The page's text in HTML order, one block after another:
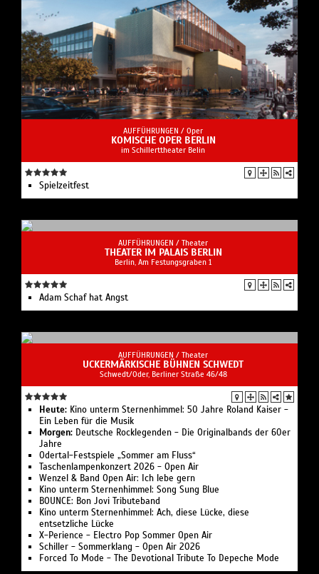
AUFFÜHRUNGEN / Oper
KOMISCHE OPER BERLIN
im Schillerttheater Belin
Spielzeit­fest
AUFFÜHRUNGEN / Theater
THEATER IM PALAIS BERLIN
Berlin, Am Festungsgraben 1
Adam Schaf hat Angst
AUFFÜHRUNGEN / Theater
UCKERMÄRKISCHE BÜHNEN SCHWEDT
Schwedt/Oder, Berliner Straße 46/48
Heute: Kino unterm Sternenhimmel: 50 Jahre Roland Kaiser -
Ein Leben für die Musik
Morgen: Deutsche Rocklegenden - Die Originalbands der 60er
Jahre
Odertal-Festspiele „Sommer am Fluss“
Taschenlampenkonzert 2026 - Open Air
Wenzel & Band Open Air: Ich lebe gern
Kino unterm Sternenhimmel: Song Sung Blue
BOUNCE: Bon Jovi Tributeband
Kino unterm Sternenhimmel: Ach, diese Lücke, diese
entsetzliche Lücke
X-Perience - Electro Pop Sommer Open Air
Schiller - Sommerklang - Open Air 2026
Forced To Mode - The Devotional Tribute To Depeche Mode